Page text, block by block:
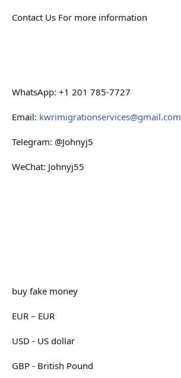
Contact Us For more information
WhatsApp: +1 201 785-7727
Email: kwrimigrationservices@gmail.com
Telegram: @Johnyj5
WeChat: Johnyj55
buy fake money
EUR – EUR
USD - US dollar
GBP - British Pound